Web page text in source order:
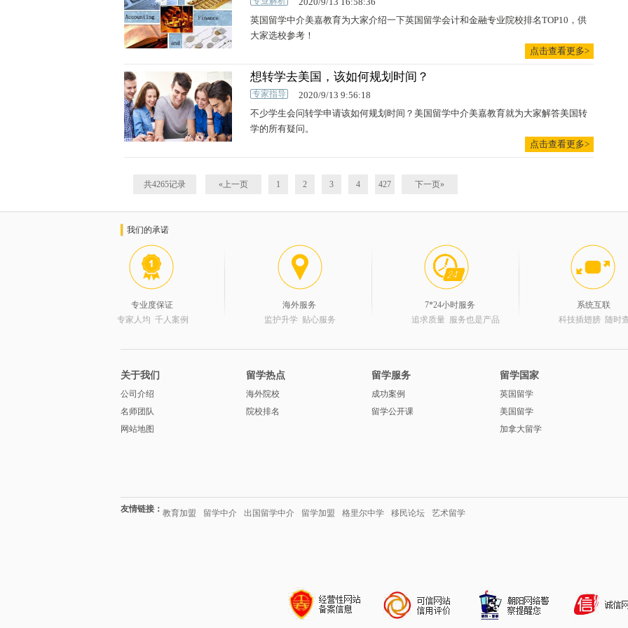
2020/9/13 16:58:36
英国留学中介美嘉教育为大家介绍一下英国留学会计和金融专业院校排名TOP10，供
大家选校参考！
点击查看更多>
想转学去美国，该如何规划时间？
专家指导
2020/9/13 9:56:18
不少学生会问转学申请该如何规划时间？美国留学中介美嘉教育就为大家解答美国转
学的所有疑问。
点击查看更多>
共4265记录 «上一页 1 2 3 4 427 下一页»
我们的承诺
专业度保证
专家人均 千人案例
海外服务
监护升学 贴心服务
7*24小时服务
追求质量 服务也是产品
系统互联
科技插翅膀 随时
关于我们
公司介绍
名师团队
网站地图
留学热点
海外院校
院校排名
留学服务
成功案例
留学公开课
留学国家
英国留学
美国留学
加拿大留学
友情链接： 教育加盟 留学中介 出国留学中介 留学加盟 格里尔中学 移民论坛 艺术留学